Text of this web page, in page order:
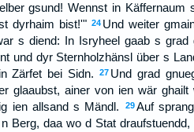
gsund! Wennst in Käffernaum
dyrhaim bist!'" 24 Und weiter
s diend: In Isryheel gaab s grad
und dyr Sternholzhänsl über s
Zärfet bei Sidn.
27 Und grad
glaaubst, ainer von ien wär
ien allsand s Mändl. 29Auf
daa wo d Stat draufstuendd,